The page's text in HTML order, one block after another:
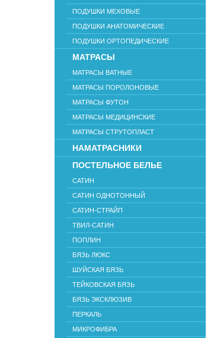
ПОДУШКИ МЕХОВЫЕ
ПОДУШКИ АНАТОМИЧЕСКИЕ
ПОДУШКИ ОРТОПЕДИЧЕСКИЕ
МАТРАСЫ
МАТРАСЫ ВАТНЫЕ
МАТРАСЫ ПОРОЛОНОВЫЕ
МАТРАСЫ ФУТОН
МАТРАСЫ МЕДИЦИНСКИЕ
МАТРАСЫ СТРУТОПЛАСТ
НАМАТРАСНИКИ
ПОСТЕЛЬНОЕ БЕЛЬЕ
САТИН
САТИН ОДНОТОННЫЙ
САТИН-СТРАЙП
ТВИЛ-САТИН
ПОПЛИН
БЯЗЬ ЛЮКС
ШУЙСКАЯ БЯЗЬ
ТЕЙКОВСКАЯ БЯЗЬ
БЯЗЬ ЭКСКЛЮЗИВ
ПЕРКАЛЬ
МИКРОФИБРА